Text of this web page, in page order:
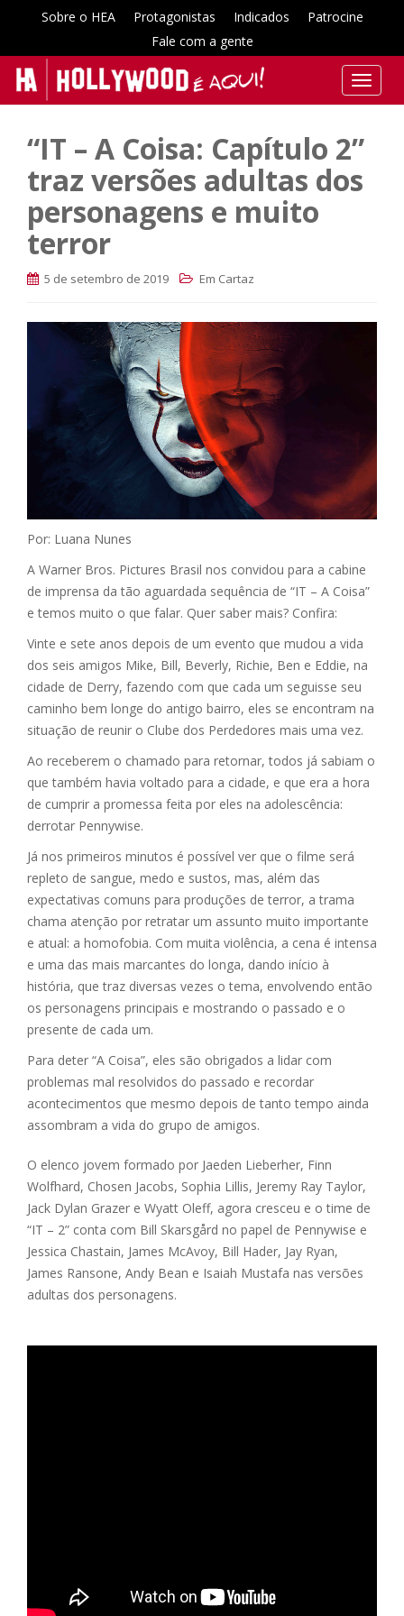
Sobre o HEA Protagonistas Indicados
Patrocine
Fale com a gente
T
o
g
e
“IT – A Coisa: Capítulo 2”
traz versões adultas dos
personagens e muito
terror
5 de setembro de 2019 Em Cartaz
Por: Luana Nunes
A Warner Bros. Pictures Brasil nos convidou para a cabine
de imprensa da tão aguardada sequência de “IT – A Coisa”
e temos muito o que falar. Quer saber mais? Confira:
Vinte e sete anos depois de um evento que mudou a vida
dos seis amigos Mike, Bill, Beverly, Richie, Ben e Eddie, na
cidade de Derry, fazendo com que cada um seguisse seu
caminho bem longe do antigo bairro, eles se encontram na
situação de reunir o Clube dos Perdedores mais uma vez.
Ao receberem o chamado para retornar, todos já sabiam o
que também havia voltado para a cidade, e que era a hora
de cumprir a promessa feita por eles na adolescência:
derrotar Pennywise.
Já nos primeiros minutos é possível ver que o filme será
repleto de sangue, medo e sustos, mas, além das
expectativas comuns para produções de terror, a trama
chama atenção por retratar um assunto muito importante
e atual: a homofobia. Com muita violência, a cena é intensa
e uma das mais marcantes do longa, dando início à
história, que traz diversas vezes o tema, envolvendo então
os personagens principais e mostrando o passado e o
presente de cada um.
Para deter “A Coisa”, eles são obrigados a lidar com
problemas mal resolvidos do passado e recordar
acontecimentos que mesmo depois de tanto tempo ainda
assombram a vida do grupo de amigos.
O elenco jovem formado por Jaeden Lieberher, Finn
Wolfhard, Chosen Jacobs, Sophia Lillis, Jeremy Ray Taylor,
Jack Dylan Grazer e Wyatt Oleff, agora cresceu e o time de
“IT – 2” conta com Bill Skarsgård no papel de Pennywise e
Jessica Chastain, James McAvoy, Bill Hader, Jay Ryan,
James Ransone, Andy Bean e Isaiah Mustafa nas versões
adultas dos personagens.